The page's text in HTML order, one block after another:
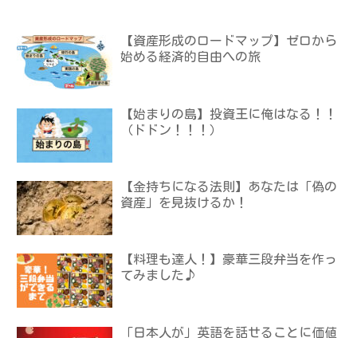
【資産形成のロードマップ】ゼロから
始める経済的自由への旅
【始まりの島】投資王に俺はなる！！
（ドドン！！！）
【金持ちになる法則】あなたは「偽の
資産」を見抜けるか！
【料理も達人！】豪華三段弁当を作っ
てみました♪
「日本人が」英語を話せることに価値